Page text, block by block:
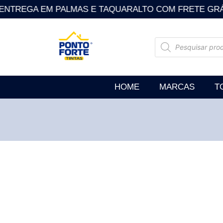
EM PALMAS E TAQUARALTO COM FRETE
HOME MARCAS